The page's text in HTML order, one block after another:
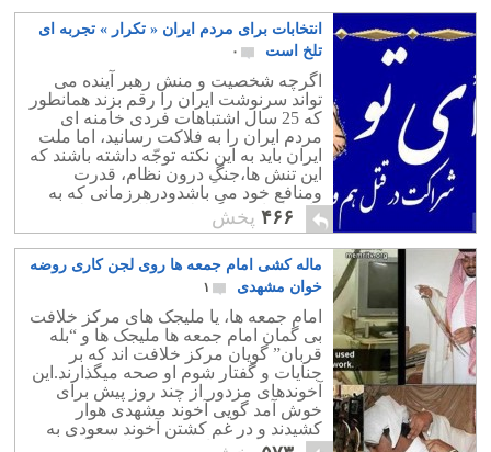
ابراهیمی و امروز سوشا...
انتخابات برای مردم ایران « تکرار » تجربه ای
تلخ است
۰
اگرچه شخصیت و منش رهبر آینده می
تواند سرنوشت ایران را رقم بزند همانطور
که 25 سال اشتباهات فردی خامنه ای
مردم ایران را به فلاکت رسانید، اما ملت
ایران باید به این نکته توجّه داشته باشند که
این تنش ها،جنگِ درون نظام، قدرت
ومنافع خود می باشدودرهرزمانی که به
واسطه این جنگ کلیّت نظام به خطر
افتد،سرکردگان آنها مجبور به مصالحه
وتفاهم بایکدیگر می گردند. این سفره
چپاول است که قریب به چهل سال
درجمهوری اسلامی پهن شده که از آن
بیشترین غارت صورت گرفته و با پاره
شدن آن ،تمامی آنها از این وضعیت بی بهره
خواهند گشت.
۴۶۶ پخش
ماله کشی امام جمعه ها روی لجن کاری روضه
خوان مشهدی
۱
امام جمعه ها، یا ملیجک های مرکز خلافت
بی گمان امام جمعه ها ملیجک ها و “بله
قربان” گویان مرکز خلافت اند که بر
جنایات و گفتار شوم او صحه میگذارند.این
آخوندهای مزدور از چند روز پیش برای
خوش آمد گویی آخوند مشهدی هوار
کشیدند و در غم کشتن آخوند سعودی به
نوحه سرایی پرداخته و به خاندان آل سعود